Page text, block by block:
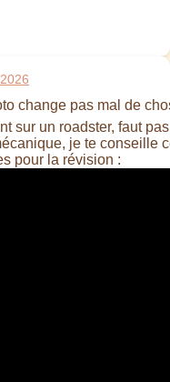
change pas mal de
sur un roadster, faut
je te conseille
pour la révision :